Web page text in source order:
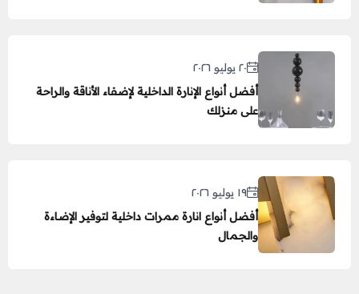
٢٠ يوليو ٢٠٢٦
أفضل أنواع الإنارة الداخلية لإضفاء الأناقة والراحة
على منزلك
١٩ يوليو ٢٠٢٦
أفضل أنواع انارة ممرات داخلية لتوفير الإضاءة
والجمال